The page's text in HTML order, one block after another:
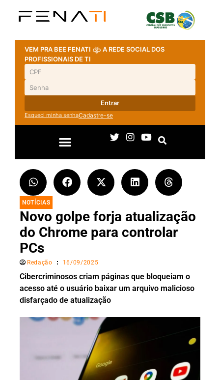
VEM PRA BEE FENATI
A REDE SOCIAL DOS
PROFISSIONAIS DE TI
Entrar
Esqueci minha senhaCadastre-se
NOTÍCIAS
Novo golpe forja atualização
do Chrome para controlar
PCs
Redação 16/09/2025
Cibercriminosos criam páginas que bloqueiam o
acesso até o usuário baixar um arquivo malicioso
disfarçado de atualização